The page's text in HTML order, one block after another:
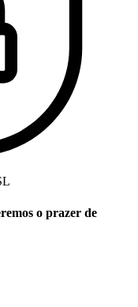
o prazer de